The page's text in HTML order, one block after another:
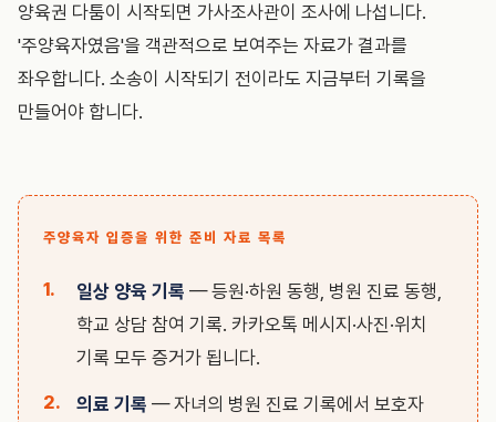
양육권 다툼이 시작되면 가사조사관이 조사에 나섭니다.
'주양육자였음'을 객관적으로 보여주는 자료가 결과를
좌우합니다. 소송이 시작되기 전이라도 지금부터 기록을
만들어야 합니다.
주양육자 입증을 위한 준비 자료 목록
일상 양육 기록 — 등원·하원 동행, 병원 진료 동행,
학교 상담 참여 기록. 카카오톡 메시지·사진·위치
기록 모두 증거가 됩니다.
의료 기록 — 자녀의 병원 진료 기록에서 보호자